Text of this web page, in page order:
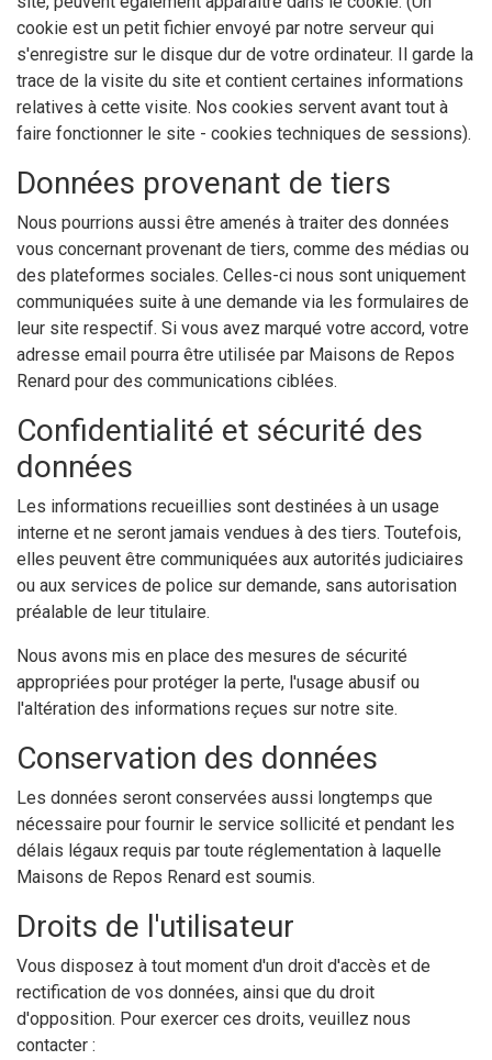
cookie est un petit fichier envoyé par notre serveur qui
s'enregistre sur le disque dur de votre ordinateur. Il garde la
trace de la visite du site et contient certaines informations
relatives à cette visite. Nos cookies servent avant tout à
faire fonctionner le site - cookies techniques de sessions).
Données provenant de tiers
Nous pourrions aussi être amenés à traiter des données
vous concernant provenant de tiers, comme des médias ou
des plateformes sociales. Celles-ci nous sont uniquement
communiquées suite à une demande via les formulaires de
leur site respectif. Si vous avez marqué votre accord, votre
adresse email pourra être utilisée par Maisons de Repos
Renard pour des communications ciblées.
Confidentialité et sécurité des
données
Les informations recueillies sont destinées à un usage
interne et ne seront jamais vendues à des tiers. Toutefois,
elles peuvent être communiquées aux autorités judiciaires
ou aux services de police sur demande, sans autorisation
préalable de leur titulaire.
Nous avons mis en place des mesures de sécurité
appropriées pour protéger la perte, l'usage abusif ou
l'altération des informations reçues sur notre site.
Conservation des données
Les données seront conservées aussi longtemps que
nécessaire pour fournir le service sollicité et pendant les
délais légaux requis par toute réglementation à laquelle
Maisons de Repos Renard est soumis.
Droits de l'utilisateur
Vous disposez à tout moment d'un droit d'accès et de
rectification de vos données, ainsi que du droit
d'opposition. Pour exercer ces droits, veuillez nous
contacter :